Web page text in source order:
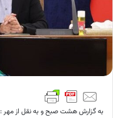
به گزارش هشت صبح و به نقل از مهر :